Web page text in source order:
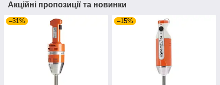
Акційні пропозиції та новинки
–31% –15%